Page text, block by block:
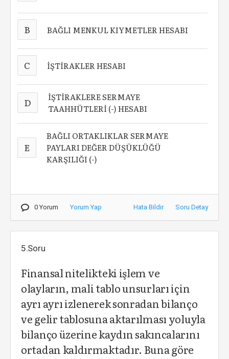
B BAĞLI MENKUL KIYMETLER HESABI
C İŞTİRAKLER HESABI
D
İŞTİRAKLERE SERMAYE
TAAHHÜTLERİ (-) HESABI
E
BAĞLI ORTAKLIKLAR SERMAYE
PAYLARI DEĞER DÜŞÜKLÜĞÜ
KARŞILIĞI (-)
0 Yorum Yorum Yap Hata Bildir Soru Detay
5.Soru
Finansal nitelikteki işlem ve
olayların, mali tablo unsurları için
ayrı ayrı izlenerek sonradan bilanço
ve gelir tablosuna aktarılması yoluyla
bilanço üzerine kaydın sakıncalarını
ortadan kaldırmaktadır. Buna göre